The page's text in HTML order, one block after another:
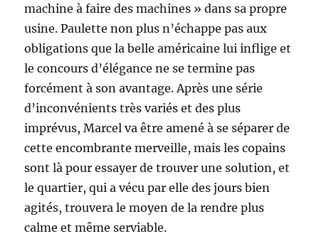
machine à faire des machines » dans sa propre
usine. Paulette non plus n’échappe pas aux
obligations que la belle américaine lui inflige et
le concours d’élégance ne se termine pas
forcément à son avantage. Après une série
d’inconvénients très variés et des plus
imprévus, Marcel va être amené à se séparer de
cette encombrante merveille, mais les copains
sont là pour essayer de trouver une solution, et
le quartier, qui a vécu par elle des jours bien
agités, trouvera le moyen de la rendre plus
calme et même serviable.